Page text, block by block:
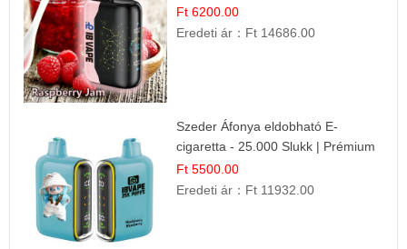
Gyümölcs Íz
Ft 6200.00
Eredeti ár： Ft 14686.00
Szeder Áfonya eldobható E-
cigaretta - 25.000 Slukk | Prémium
Gyümölcs Íz
Ft 5500.00
Eredeti ár： Ft 11932.00